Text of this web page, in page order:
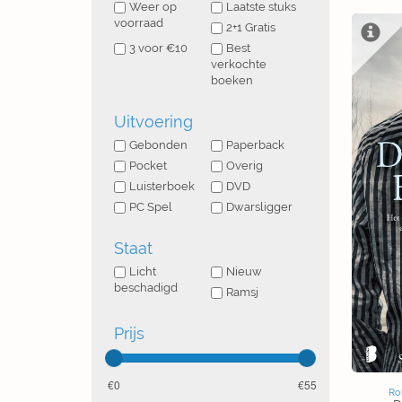
Weer op
voorraad
Laatste stuks
2+1 Gratis
3 voor €10
Best
verkochte
boeken
Uitvoering
Gebonden
Paperback
Pocket
Overig
Luisterboek
DVD
PC Spel
Dwarsligger
Staat
Licht
beschadigd
Nieuw
Ramsj
Prijs
0 55